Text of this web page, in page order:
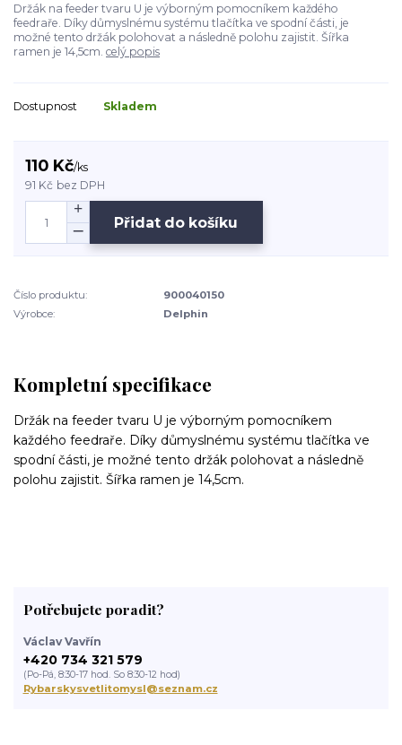
Držák na feeder tvaru U je výborným pomocníkem každého
feedraře. Díky důmyslnému systému tlačítka ve spodní části, je
možné tento držák polohovat a následně polohu zajistit. Šířka
ramen je 14,5cm. celý popis
Dostupnost Skladem
110 Kč/ks
91 Kč bez DPH
Přidat do košíku
Číslo produktu:
900040150
Výrobce:
Delphin
Kompletní specifikace
Držák na feeder tvaru U je výborným pomocníkem
každého feedraře. Díky důmyslnému systému tlačítka ve
spodní části, je možné tento držák polohovat a následně
polohu zajistit. Šířka ramen je 14,5cm.
Potřebujete poradit?
Václav Vavřín
+420 734 321 579
(Po-Pá, 8:30-17 hod. So 8:30-12 hod)
Rybarskysvetlitomysl@seznam.cz